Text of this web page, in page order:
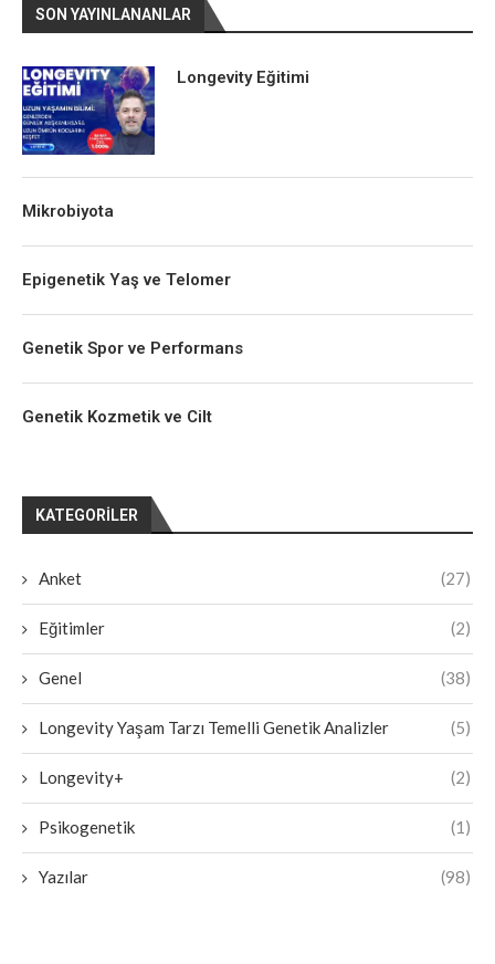
KATEGORILER
Anket (27)
Eğitimler (2)
Genel (38)
Longevity Yaşam Tarzı Temelli Genetik Analizler (5)
Longevity+ (2)
Psikogenetik (1)
Yazılar (98)
SON YAYINLANANLAR
Longevity Eğitimi
Mikrobiyota
Epigenetik Yaş ve Telomer
Genetik Spor ve Performans
Genetik Kozmetik ve Cilt